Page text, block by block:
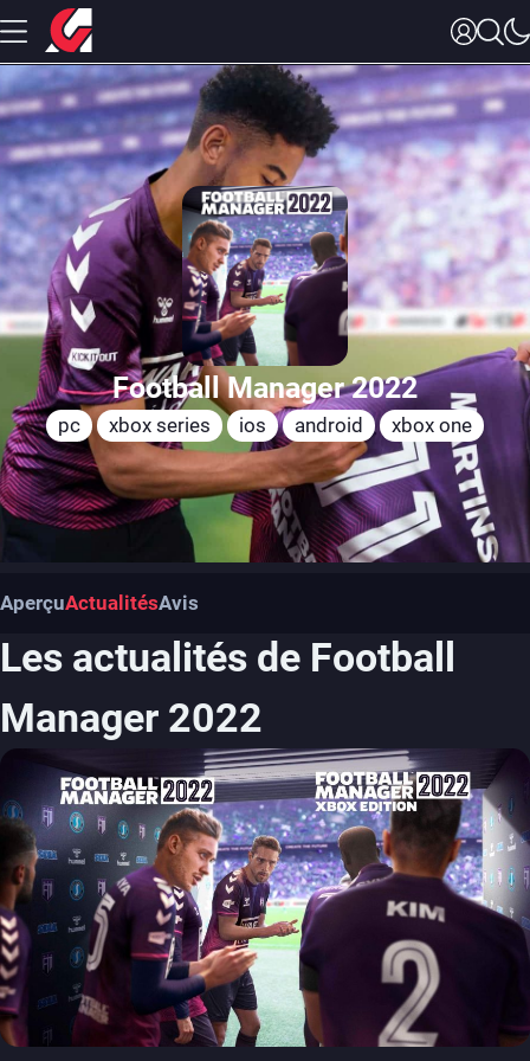
Football Manager 2022
pc xbox series ios android xbox one
AperçuActualitésAvis
Les actualités de Football
Manager 2022